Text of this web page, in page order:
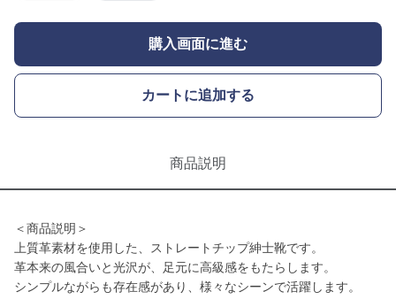
購入画面に進む
カートに追加する
商品説明
＜商品説明＞
上質革素材を使用した、ストレートチップ紳士靴です。
革本来の風合いと光沢が、足元に高級感をもたらします。
シンプルながらも存在感があり、様々なシーンで活躍します。